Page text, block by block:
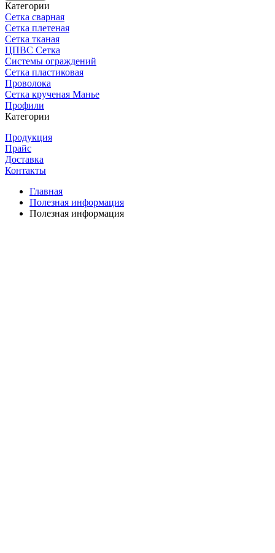
Категории
Сетка сварная
Сетка плетеная
Сетка тканая
ЦПВС Сетка
Системы ограждений
Сетка пластиковая
Проволока
Сетка крученая Манье
Профили
Категории
Продукция
Прайс
Доставка
Контакты
Главная
Полезная информация
Полезная информация